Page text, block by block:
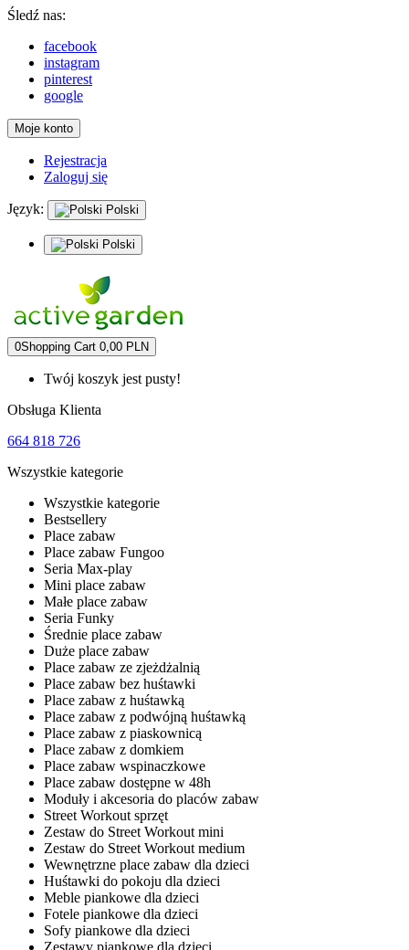
Śledź nas:
facebook
instagram
pinterest
google
Moje konto
Rejestracja
Zaloguj się
Język: Polski
Polski
0Shopping Cart 0,00 PLN
Twój koszyk jest pusty!
Obsługa Klienta
664 818 726
Wszystkie kategorie
Wszystkie kategorie
Bestsellery
Place zabaw
Place zabaw Fungoo
Seria Max-play
Mini place zabaw
Małe place zabaw
Seria Funky
Średnie place zabaw
Duże place zabaw
Place zabaw ze zjeżdżalnią
Place zabaw bez huśtawki
Place zabaw z huśtawką
Place zabaw z podwójną huśtawką
Place zabaw z piaskownicą
Place zabaw z domkiem
Place zabaw wspinaczkowe
Place zabaw dostępne w 48h
Moduły i akcesoria do placów zabaw
Street Workout sprzęt
Zestaw do Street Workout mini
Zestaw do Street Workout medium
Wewnętrzne place zabaw dla dzieci
Huśtawki do pokoju dla dzieci
Meble piankowe dla dzieci
Fotele piankowe dla dzieci
Sofy piankowe dla dzieci
Zestawy piankowe dla dzieci